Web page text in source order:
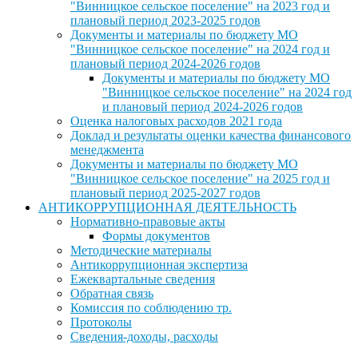
"Винницкое сельское поселение" на 2023 год и
плановый период 2023-2025 годов
Документы и материалы по бюджету МО
"Винницкое сельское поселение" на 2024 год и
плановый период 2024-2026 годов
Документы и материалы по бюджету МО
"Винницкое сельское поселение" на 2024 год
и плановый период 2024-2026 годов
Оценка налоговых расходов 2021 года
Доклад и результаты оценки качества финансового
менеджмента
Документы и материалы по бюджету МО
"Винницкое сельское поселение" на 2025 год и
плановый период 2025-2027 годов
АНТИКОРРУПЦИОННАЯ ДЕЯТЕЛЬНОСТЬ
Нормативно-правовые акты
Формы документов
Методические материалы
Антикоррупционная экспертиза
Ежеквартальные сведения
Обратная связь
Комиссия по соблюдению тр.
Протоколы
Сведения-доходы, расходы